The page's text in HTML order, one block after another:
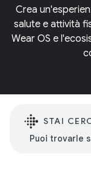
Crea
salute e attività
Wear OS e
STAI
Puoi trovarle